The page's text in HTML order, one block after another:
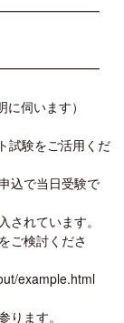
伺います）
試験をご活用くだ
込で当日受験で
れています。
ご検討くださ
example.html
ます。